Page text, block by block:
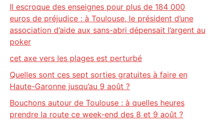
Il escroque des enseignes pour plus de 184 000
euros de préjudice : à Toulouse, le président d’une
association d’aide aux sans-abri dépensait l’argent au
poker
cet axe vers les plages est perturbé
Quelles sont ces sept sorties gratuites à faire en
Haute-Garonne jusqu’au 9 août ?
Bouchons autour de Toulouse : à quelles heures
prendre la route ce week-end des 8 et 9 août ?